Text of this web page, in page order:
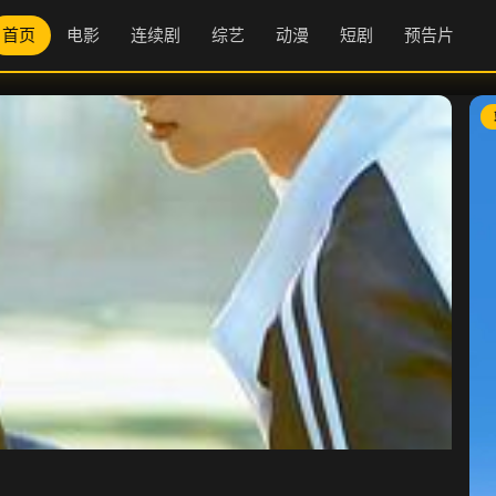
首页 电影 连续剧 综艺 动漫 短剧 预告片